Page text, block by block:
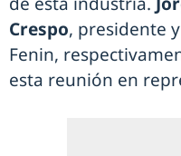
Crespo, presidente
Fenin,
esta reunión en